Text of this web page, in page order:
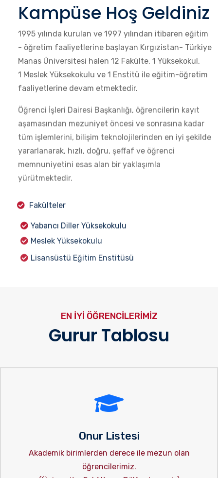
Kampüse Hoş Geldiniz
1995 yılında kurulan ve 1997 yılından itibaren eğitim
- öğretim faaliyetlerine başlayan Kırgızistan- Türkiye
Manas Üniversitesi halen 12 Fakülte, 1 Yüksekokul,
1 Meslek Yüksekokulu ve 1 Enstitü ile eğitim-öğretim
faaliyetlerine devam etmektedir.
Öğrenci İşleri Dairesi Başkanlığı, öğrencilerin kayıt
aşamasından mezuniyet öncesi ve sonrasına kadar
tüm işlemlerini, bilişim teknolojilerinden en iyi şekilde
yararlanarak, hızlı, doğru, şeffaf ve öğrenci
memnuniyetini esas alan bir yaklaşımla
yürütmektedir.
Fakülteler
Yabancı Diller Yüksekokulu
Meslek Yüksekokulu
Lisansüstü Eğitim Enstitüsü
EN İYI ÖĞRENCILERIMIZ
Gurur Tablosu
Onur Listesi
Akademik birimlerden derece ile mezun olan
öğrencilerimiz.